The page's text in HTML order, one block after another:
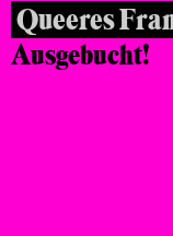
Queeres
Ausgebucht!